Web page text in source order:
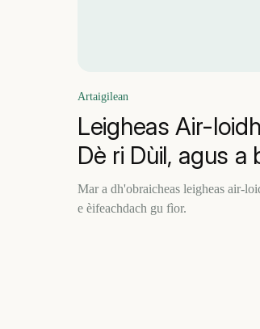
Artaigilean
Leigheas Air-
Dè ri Dùil, agus a
Mar a dh'obraicheas leigheas air-
e èifeachdach gu fìor.